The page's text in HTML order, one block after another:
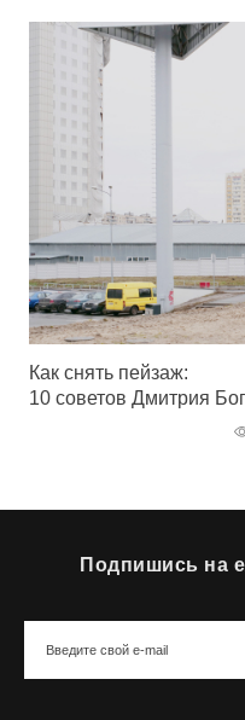
Как снять пейзаж:
10 советов Дмитрия
Подпишись на